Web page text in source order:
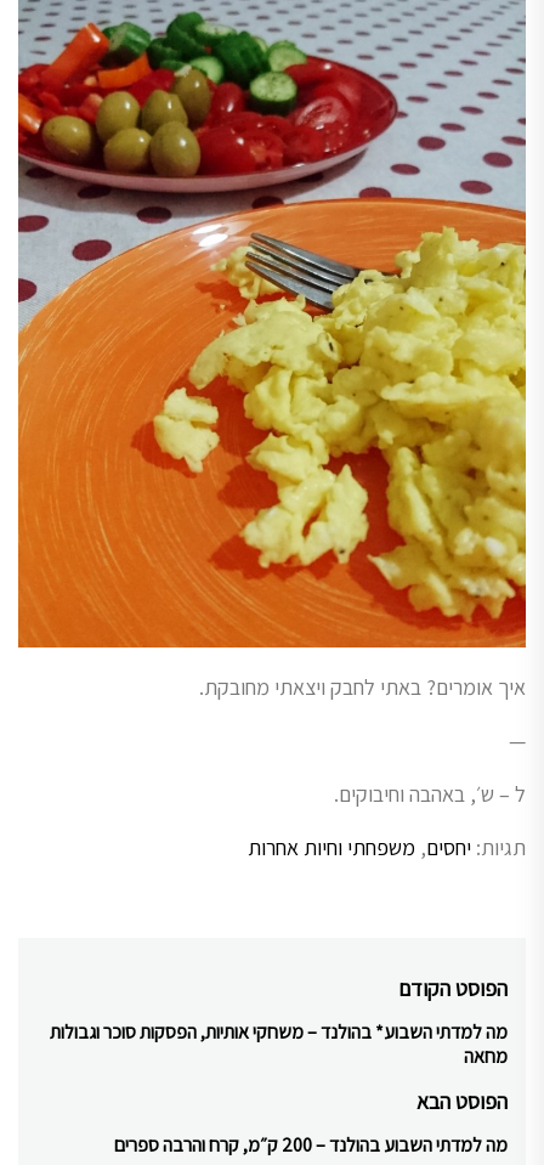
איך אומרים? באתי לחבק ויצאתי מחובקת.
—
ל – ש׳, באהבה וחיבוקים.
תגיות: יחסים, משפחתי וחיות אחרות
ניווט
הפוסט הקודם
Previous
post:
מה למדתי השבוע* בהולנד – משחקי אותיות, הפסקות סוכר וגבולות
מחאה
הפוסט הבא
Next
מה למדתי השבוע בהולנד – 200 ק״מ, קרח והרבה ספרים